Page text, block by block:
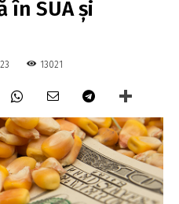
în SUA și
13021